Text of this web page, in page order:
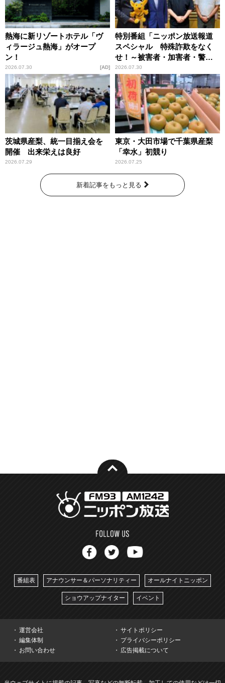
熱海に新リゾートホテル「ヴ
ィラージュ熱海」がオープ
ン！
2026.07.30 AD
特別番組「ニッポン放送報道
スペシャル 特殊詐欺をなく
せ！～被害者・加害者・警視
庁が語るトクリュウの実態
～」放送
2026.07.30
茨城県産梨、統一目揃え会を
開催 出来栄えは良好
2026.07.29
東京・大田市場で千葉県産梨
「幸水」初競り
2026.07.25
新着記事をもっと見る
番組表 アナウンサー＆パーソナリティー オールナイトニッポン
ショウアップナイター イベント
運営会社
サイトポリシー
編集体制
プライバシーポリシー
お問い合わせ
広告掲載について